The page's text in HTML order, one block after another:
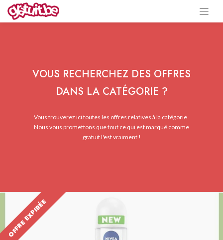
VOUS RECHERCHEZ DES OFFRES
DANS LA CATÉGORIE ?
Vous trouverez ici toutes les offres relatives à la catégorie .
Nous vous promettons que tout ce qui est marqué comme
gratuit l'est vraiment !
OFFRE EXPIRÉE